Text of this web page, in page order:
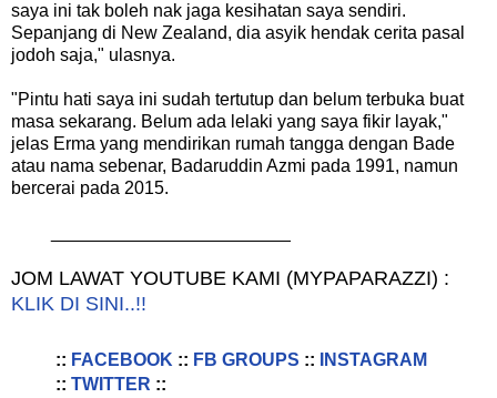
saya ini tak boleh nak jaga kesihatan saya sendiri.
Sepanjang di New Zealand, dia asyik hendak cerita pasal
jodoh saja," ulasnya.
"Pintu hati saya ini sudah tertutup dan belum terbuka buat
masa sekarang. Belum ada lelaki yang saya fikir layak,"
jelas Erma yang mendirikan rumah tangga dengan Bade
atau nama sebenar, Badaruddin Azmi pada 1991, namun
bercerai pada 2015.
JOM LAWAT YOUTUBE KAMI (MYPAPARAZZI) :
KLIK DI SINI..!!
:: FACEBOOK :: FB GROUPS ::
INSTAGRAM
:: TWITTER ::